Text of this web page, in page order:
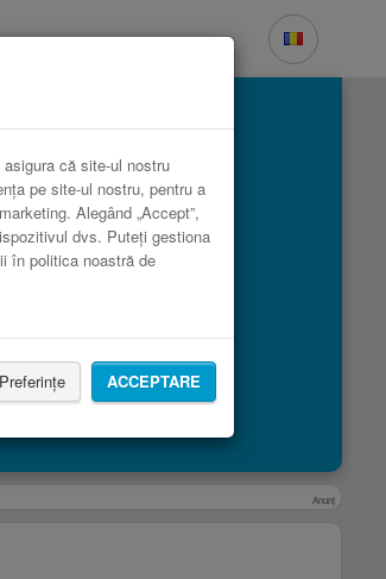
că site-ul nostru
pe site-ul nostru, pentru a
Alegând „Accept”,
dvs. Puteți gestiona
în politica noastră de
Preferințe ACCEPTARE
cu trenul.
Anunţ